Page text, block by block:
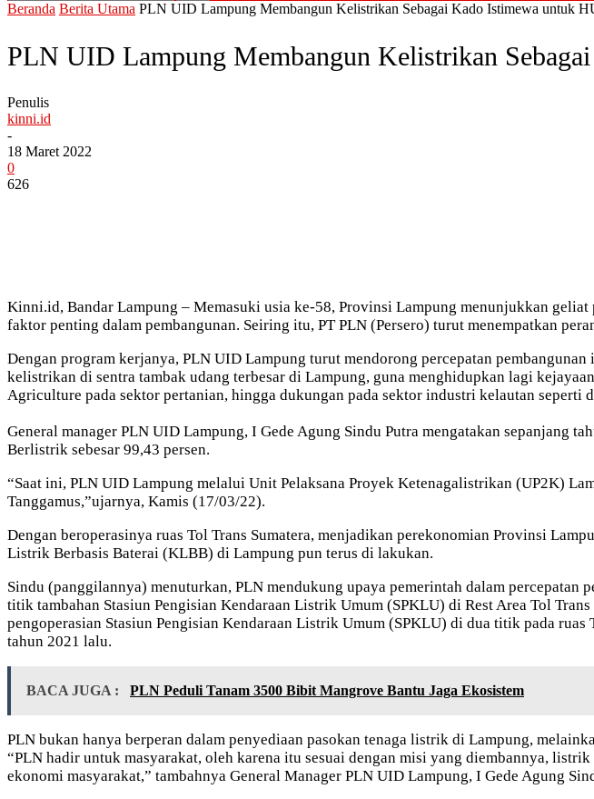
Beranda Berita Utama PLN UID Lampung Membangun Kelistrikan Sebagai Kado Istimewa untuk
PLN UID Lampung Membangun Kelistrikan
Penulis
kinni.id
-
18 Maret 2022
0
626
Kinni.id, Bandar Lampung – Memasuki usia ke-58, Provinsi Lampung menunjukkan
faktor penting dalam pembangunan. Seiring itu, PT PLN (Persero) turut menempatkan
Dengan program kerjanya, PLN UID Lampung turut mendorong percepatan
kelistrikan di sentra tambak udang terbesar di Lampung, guna menghidupkan lagi
Agriculture pada sektor pertanian, hingga dukungan pada sektor industri kelautan
General manager PLN UID Lampung, I Gede Agung Sindu Putra mengatakan sepanjang
Berlistrik sebesar 99,43 persen.
“Saat ini, PLN UID Lampung melalui Unit Pelaksana Proyek Ketenagalistrikan (UP2K)
Tanggamus,”ujarnya, Kamis (17/03/22).
Dengan beroperasinya ruas Tol Trans Sumatera, menjadikan perekonomian Provinsi
Listrik Berbasis Baterai (KLBB) di Lampung pun terus di lakukan.
Sindu (panggilannya) menuturkan, PLN mendukung upaya pemerintah dalam
titik tambahan Stasiun Pengisian Kendaraan Listrik Umum (SPKLU) di Rest Area Tol
pengoperasian Stasiun Pengisian Kendaraan Listrik Umum (SPKLU) di dua titik pada
tahun 2021 lalu.
BACA JUGA : PLN Peduli Tanam 3500 Bibit Mangrove Bantu Jaga Ekosistem
PLN bukan hanya berperan dalam penyediaan pasokan tenaga listrik di Lampung,
“PLN hadir untuk masyarakat, oleh karena itu sesuai dengan misi yang diembannya,
ekonomi masyarakat,” tambahnya General Manager PLN UID Lampung, I Gede Agung